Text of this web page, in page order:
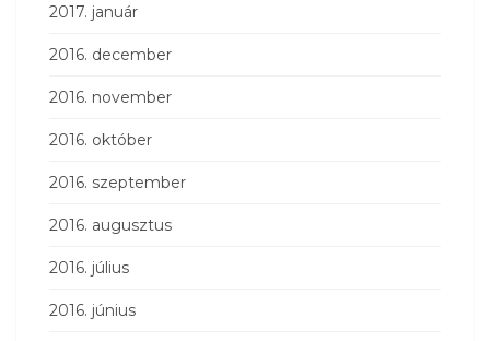
2017. január
2016. december
2016. november
2016. október
2016. szeptember
2016. augusztus
2016. július
2016. június